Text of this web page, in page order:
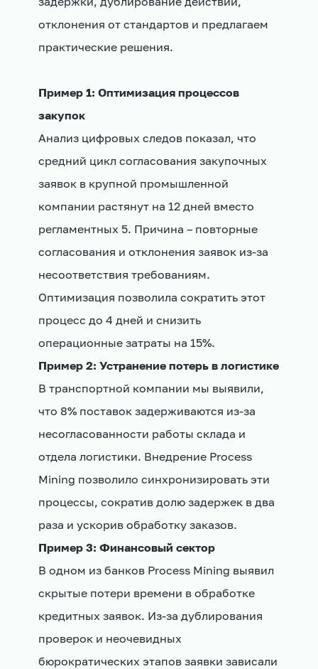
отклонения от стандартов и предлагаем
практические решения.
Пример 1: Оптимизация процессов
закупок
Анализ цифровых следов показал, что
средний цикл согласования закупочных
заявок в крупной промышленной
компании растянут на 12 дней вместо
регламентных 5. Причина – повторные
согласования и отклонения заявок из-за
несоответствия требованиям.
Оптимизация позволила сократить этот
процесс до 4 дней и снизить
операционные затраты на 15%.
Пример 2: Устранение потерь в логистике
В транспортной компании мы выявили,
что 8% поставок задерживаются из-за
несогласованности работы склада и
отдела логистики. Внедрение Process
Mining позволило синхронизировать эти
процессы, сократив долю задержек в два
раза и ускорив обработку заказов.
Пример 3: Финансовый сектор
В одном из банков Process Mining выявил
скрытые потери времени в обработке
кредитных заявок. Из-за дублирования
проверок и неочевидных
бюрократических этапов заявки зависали